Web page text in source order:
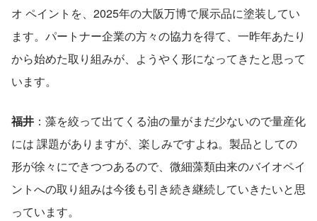
オ ペイントを、2025年の大阪万博で展示品に塗装してい
ます。パートナー企業の方々の協力を得て、一昨年あたり
から始めた取り組みが、ようやく形になってきたと思って
います。
福井 ：藻を絞って出てくる油の量がまだ少ないので量産化
には 課題がありますが、楽しみですよね。製品としての
形が徐々にできつつあるので、微細藻類由来のバイオペイ
ントへの取り組みは今後も引き続き継続していきたいと思
っています。